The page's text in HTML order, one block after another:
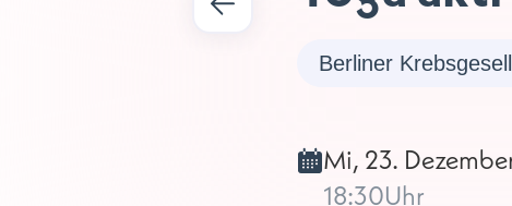
Berliner
Mi, 23.
18:30Uhr